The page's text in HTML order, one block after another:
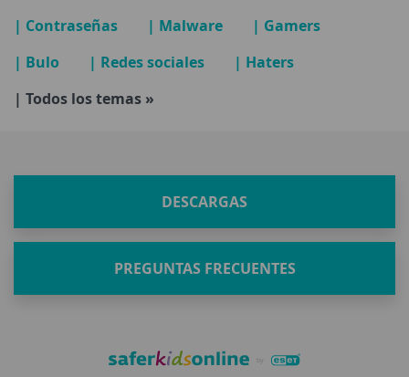
| Contraseñas
| Malware
| Gamers
| Bulo
| Redes sociales
| Haters
| Todos los temas »
DESCARGAS
PREGUNTAS FRECUENTES